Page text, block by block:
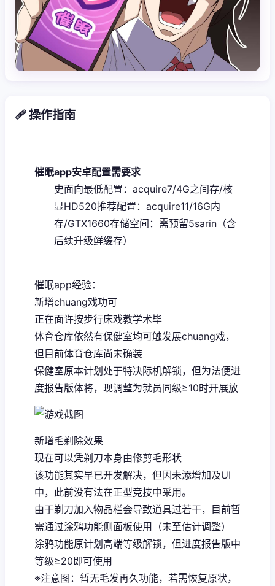
🩹 操作指南
催眠app安卓配置需要求
​史面向最低配置​ ​：acquire7/4G之间存/核
显HD520​推荐配置​ ​：acquire11/16G内
存/GTX1660​存储空间​ ​：需预留5sarin（含
后续升级鲜缓存）
催眠app经验：
新增chuang戏功可
正在面许按步行床戏教学术毕
体育仓库依然有保健室均可触发展chuang戏，
但目前体育仓库尚未确装
保健室原本计划处于特决际机解锁，但为法便进
度报告版体将，现调整为就员同级≥10时开展放
新增毛剃除效果
现在可以凭剃刀本身由修剪毛形状
该功能其实早已开发解决，但因未添增加及UI
中，此前没有法在正型竞技中采用。
由于剃刀加入物品栏会导致道具过若干，目前暂
需通过涂鸦功能侧面板使用（未至估计调整）
涂鸦功能原计划高端等级解锁，但进度报告版中
等级≥20即可使用
※注意图 ：暂无毛发再久功能，若需恢复原状，